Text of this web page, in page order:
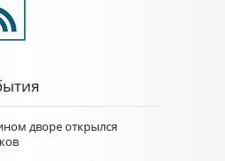
дворе открылся